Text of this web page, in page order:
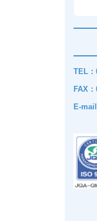
TEL：
FAX
E-